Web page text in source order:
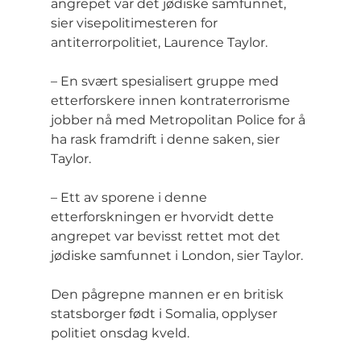
angrepet var det jødiske samfunnet,
sier visepolitimesteren for
antiterrorpolitiet, Laurence Taylor.
– En svært spesialisert gruppe med
etterforskere innen kontraterrorisme
jobber nå med Metropolitan Police for å
ha rask framdrift i denne saken, sier
Taylor.
– Ett av sporene i denne
etterforskningen er hvorvidt dette
angrepet var bevisst rettet mot det
jødiske samfunnet i London, sier Taylor.
Den pågrepne mannen er en britisk
statsborger født i Somalia, opplyser
politiet onsdag kveld.